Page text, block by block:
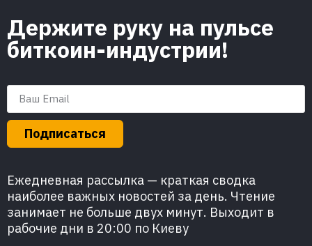
Держите руку на пульсе
биткоин-индустрии!
Подписаться
Ежедневная рассылка — краткая сводка
наиболее важных новостей за день. Чтение
занимает не больше двух минут. Выходит в
рабочие дни в 20:00 по Киеву